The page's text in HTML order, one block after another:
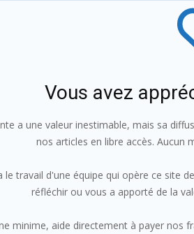
Vous avez
a une valeur inestimable, mais sa
nos articles en libre accès. Aucun
le travail d'une équipe qui opère ce site
réfléchir ou vous a apporté de la
minime, aide directement à payer nos